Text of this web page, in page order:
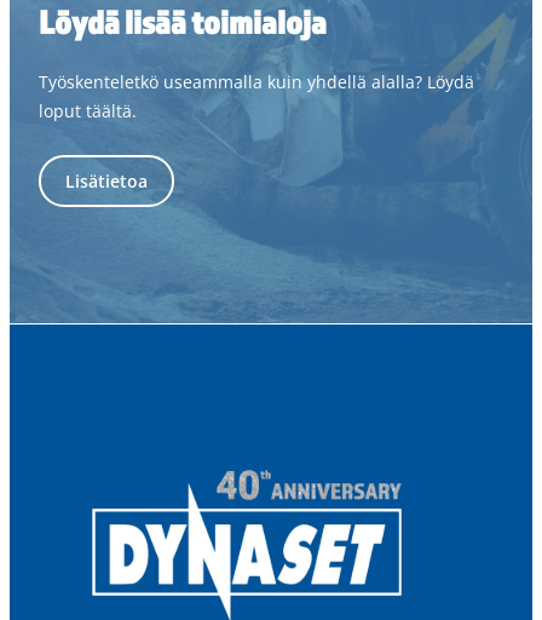
Löydä lisää toimialoja
Työskenteletkö useammalla kuin yhdellä alalla? Löydä
loput täältä.
Lisätietoa